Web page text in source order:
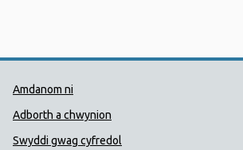
Dolenni Cymorth
Amdanom ni
Adborth a chwynion
Swyddi gwag cyfredol